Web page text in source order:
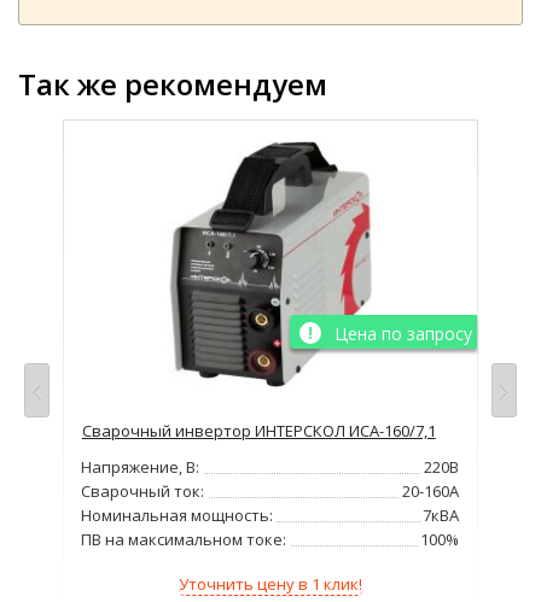
Так же рекомендуем
Цена по запросу
Сварочный инвертор ИНТЕРСКОЛ ИСА-160/7,1
Напряжение, В:
220В
Сварочный ток:
20-160А
Номинальная мощность:
7кВА
ПВ на максимальном токе:
100%
Уточнить цену в 1 клик!